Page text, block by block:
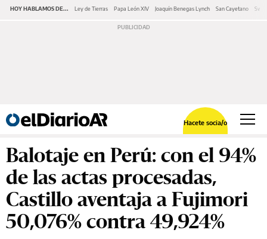
HOY HABLAMOS DE... Ley de Tierras Papa León XIV Joaquín Benegas Lynch San Cayetano
Hacete socia/o
Balotaje en Perú: con el 94%
de las actas procesadas,
Castillo aventaja a Fujimori
50,076% contra 49,924%